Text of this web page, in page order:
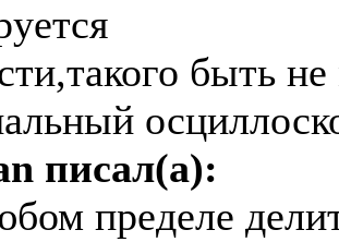
быть
писал(а):
пределе